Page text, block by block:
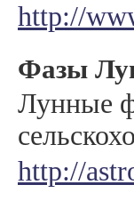
http://
Фазы
Лунные
http://